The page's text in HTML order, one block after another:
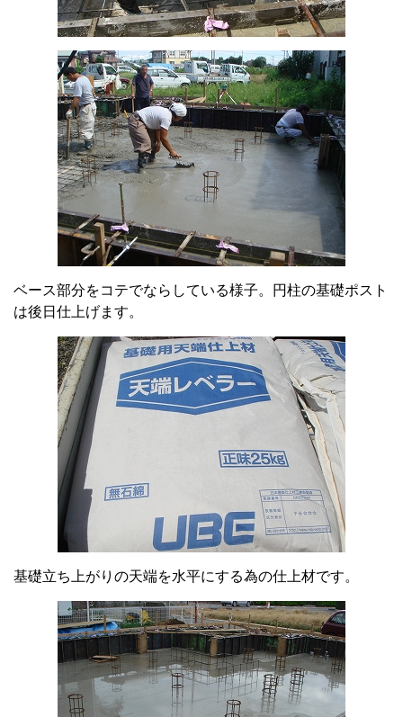
ベース部分をコテでならしている様子。円柱の基礎ポスト
は後日仕上げます。
基礎立ち上がりの天端を水平にする為の仕上材です。